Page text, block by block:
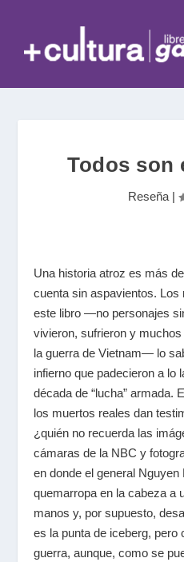
Todos son
Reseña|
Una historia atroz es más
cuenta sin aspavientos.
este libro —no personajes
vivieron, sufrieron y
la guerra de Vietnam— lo
infierno que padecieron a lo
década de “lucha” armada.
los muertos reales dan
¿quién no recuerda las
cámaras de la NBC y
en donde el general
quemarropa en la cabeza a
manos y, por supuesto,
es la punta de iceberg, pero
guerra, aunque, como se